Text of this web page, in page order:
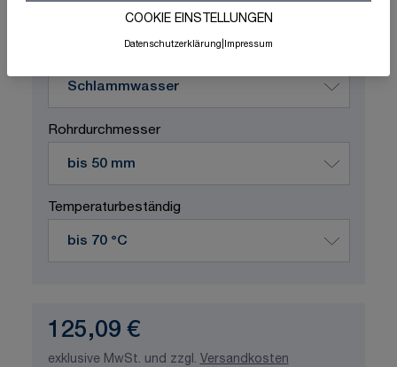
COOKIE EINSTELLUNGEN
Datenschutzerklärung Impressum
Produktvariation wählen
Rohrdurchmesser
Temperaturbeständig
125,09 €
exklusive MwSt. und zzgl. Versandkosten